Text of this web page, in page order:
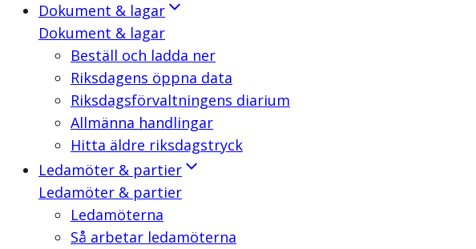
Dokument & lagar
Dokument & lagar
Beställ och ladda ner
Riksdagens öppna data
Riksdagsförvaltningens diarium
Allmänna handlingar
Hitta äldre riksdagstryck
Ledamöter & partier
Ledamöter & partier
Ledamöterna
Så arbetar ledamöterna